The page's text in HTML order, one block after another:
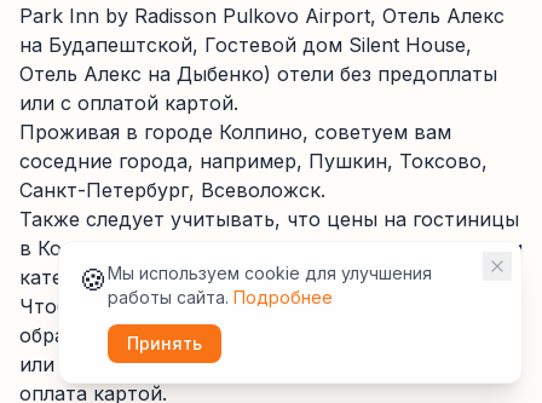
Park Inn by Radisson Pulkovo Airport, Отель Алекс
на Будапештской, Гостевой дом Silent House,
Отель Алекс на Дыбенко) отели без предоплаты
или с оплатой картой.
Проживая в городе Колпино, советуем вам
соседние города, например, Пушкин, Токсово,
Санкт-Петербург, Всеволожск.
Также следует учитывать, что цены на гостиницы
в Колпине отличаются в зависимости от их типа и
категории. .
Чтобы забронировать гостиницу в Колпине,
обращайтесь к нашим менеджерам по телефону
или делайте это в режиме онлайн, возможна
оплата картой.
🍪Мы используем cookie для улучшения
работы сайта. Подробнее
Принять